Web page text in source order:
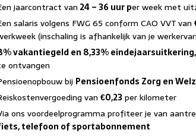
jaarcontract van 24 – 36 uur per week met
salaris volgens FWG 65 conform CAO VVT van
(inschaling is afhankelijk van je
vakantiegeld en 8,33% eindejaarsuitkering,
ontvangen
bij Pensioenfonds Zorg en
van €0,23 per kilometer
ons voordeelprogramma profiteer je van
telefoon of sportabonnement